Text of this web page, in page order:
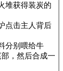
堆获得装炭的
点击主人背后
分别喂给牛
，然后合成一